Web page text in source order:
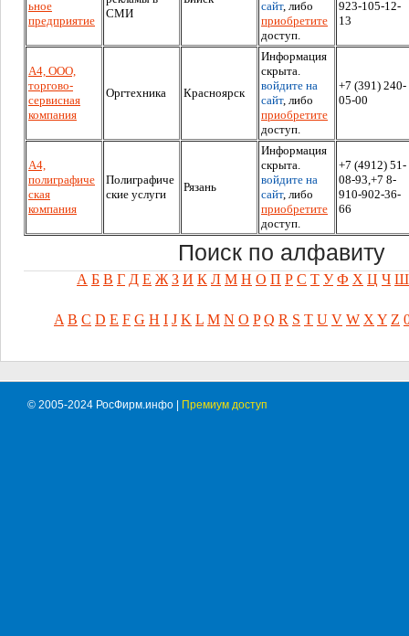
ьное
предприятие
СМИ
сайт, либо
приобретите
доступ.
923-105-12-
13
А4, ООО,
торгово-
сервисная
компания
Оргтехника Красноярск
Информация
скрыта.
войдите на
сайт, либо
приобретите
доступ.
+7 (391) 240-
05-00
А4,
полиграфиче
ская
компания
Полиграфиче
ские услуги
Рязань
Информация
скрыта.
войдите на
сайт, либо
приобретите
доступ.
+7 (4912) 51-
08-93,+7 8-
910-902-36-
66
Поиск по алфавиту
А Б В Г Д Е Ж З И К Л М Н О П Р С Т У Ф Х Ц Ч Ш
A B C D E F G H I J K L M N O P Q R S T U V W X Y Z
© 2005-2024 РосФирм.инфо | Премиум доступ